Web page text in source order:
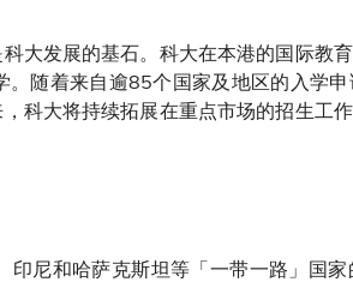
大发展的基石。科大在本港的国际教
随着来自逾85个国家及地区的入学
科大将持续拓展在重点市场的招生工
尼和哈萨克斯坦等「一带一路」国